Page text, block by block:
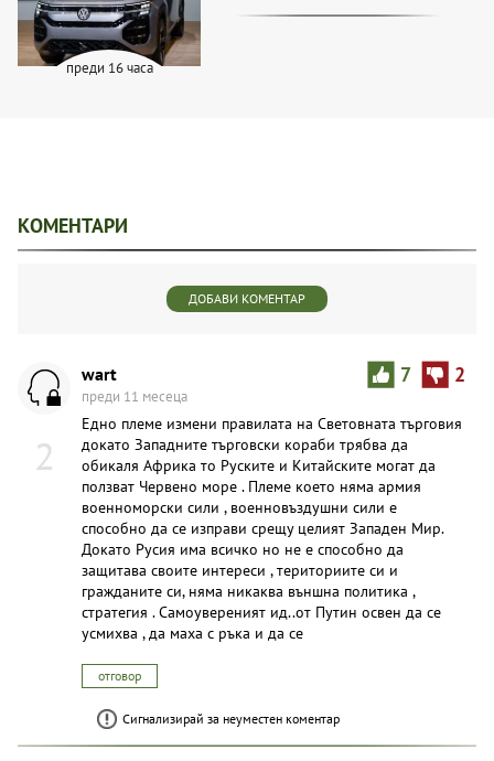
преди 16 часа
КОМЕНТАРИ
ДОБАВИ КОМЕНТАР
2
7 2
wart
преди 11 месеца
Едно племе измени правилата на Световната търговия
докато Западните търговски кораби трябва да
обикаля Африка то Руските и Китайските могат да
ползват Червено море . Племе което няма армия
военноморски сили , военновъздушни сили е
способно да се изправи срещу целият Западен Мир.
Докато Русия има всичко но не е способно да
защитава своите интереси , териториите си и
гражданите си, няма никаква външна политика ,
стратегия . Самоувереният ид..от Путин освен да се
усмихва , да маха с ръка и да се
отговор
Сигнализирай за неуместен коментар